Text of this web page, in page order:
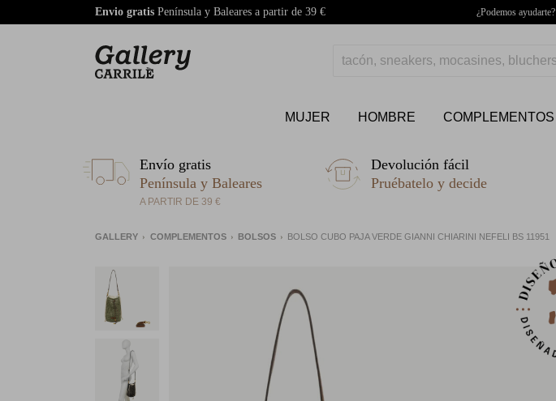
Envio gratis Península y Baleares a partir de 39 € ¿Podemos ayudarte?
MUJER HOMBRE COMPLEMENTOS
Envío gratis
Península y Baleares
A PARTIR DE 39 €
Devolución fácil
Pruébatelo y decide
GALLERY COMPLEMENTOS BOLSOS BOLSO CUBO PAJA VERDE GIANNI CHIARINI NEFELI BS 11951